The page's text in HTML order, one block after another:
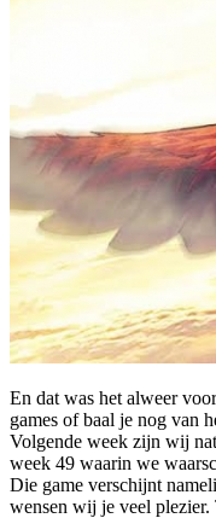
En dat was het alweer
games of baal je nog van
Volgende week zijn wij
week 49 waarin we
Die game verschijnt
wensen wij je veel